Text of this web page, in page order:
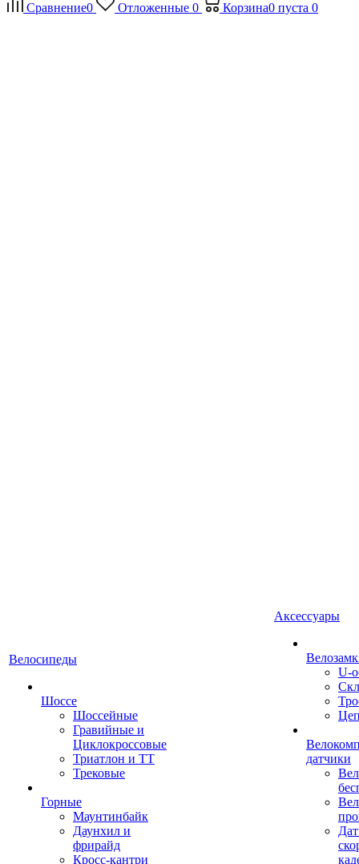
Сравнение0 Отложенные 0 Корзина0 пуста 0
Велосипеды
Шоссе
Шоссейные
Гравийные и
Циклокроссовые
Триатлон и ТТ
Трековые
Горные
Маунтинбайк
Даунхил и
фрирайд
Кросс-кантри
Аксессуары
U-
датчики